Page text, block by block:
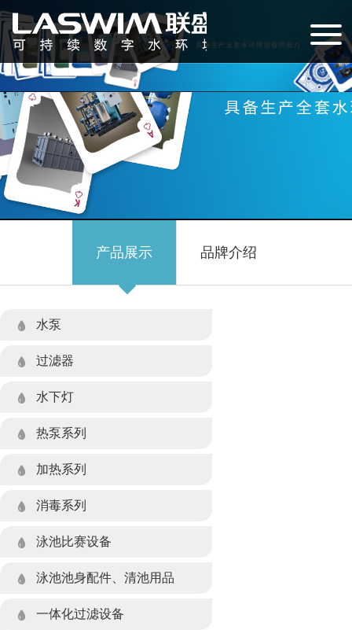
产品展示 品牌介绍
水泵
过滤器
- 玻璃纤维石英砂系列
- 硅藻土系列
- 过滤器阀门组件
水下灯
- 水下灯系列
- 水景灯系列
热泵系列
- 空气源热泵
- 多功能除湿热泵
加热系列
- 电加热设备
- 板式热交换器设备
消毒系列
泳池比赛设备
泳池池身配件、清池用品
- 池身配件系列
一体化过滤设备